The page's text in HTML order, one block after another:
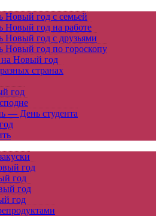
Новый год с семьей
Новый год на работе
Новый год с друзьями
Новый год по гороскопу
на Новый год
странах
год
— День студента
год
год
год
год